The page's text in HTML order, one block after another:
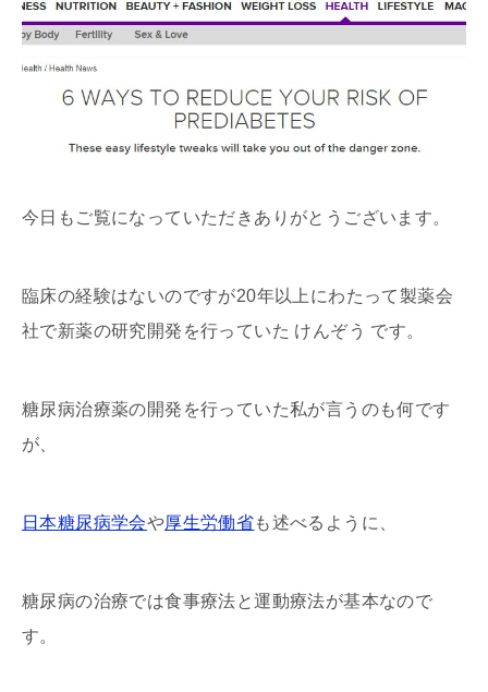
今日もご覧になっていただきありがとうございます。
臨床の経験はないのですが20年以上にわたって製薬会
社で新薬の研究開発を行っていた けんぞう です。
糖尿病治療薬の開発を行っていた私が言うのも何です
が、
日本糖尿病学会や厚生労働省も述べるように、
糖尿病の治療では食事療法と運動療法が基本なので
す。